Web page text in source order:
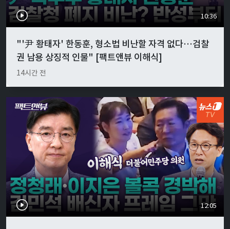
10:36
"'尹 황태자' 한동훈, 형소법 비난할 자격 없다…검찰
권 남용 상징적 인물" [팩트앤뷰 이해식]
14시간 전
12:05